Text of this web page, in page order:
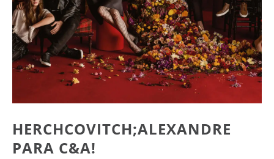
HERCHCOVITCH;ALEXANDRE
PARA C&A!